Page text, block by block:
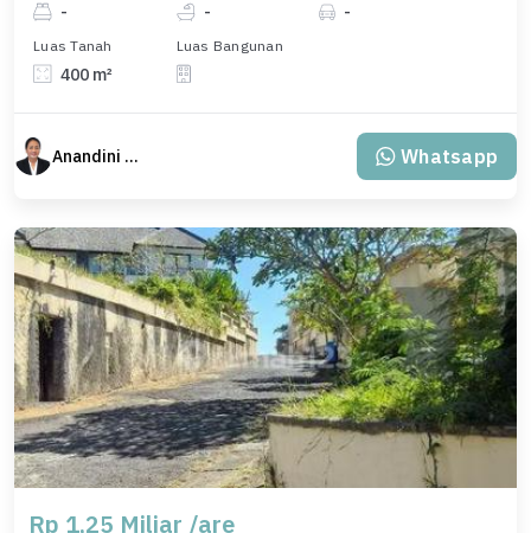
- - -
Luas Tanah
400 m²
Luas Bangunan
Anandini Property Whatsapp
Rp 1,25 Miliar /are